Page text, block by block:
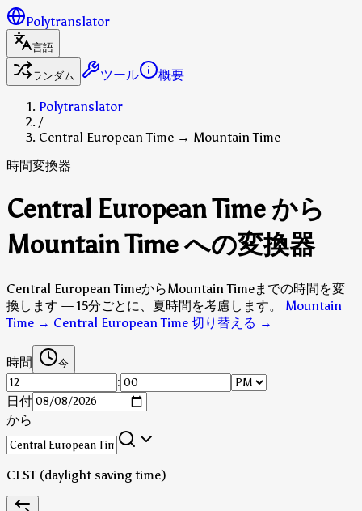
Polytranslator
言語
ランダム ツール 概要
Polytranslator
/
Central European Time → Mountain Time
時間変換器
Central European Time から
Mountain Time への変換器
Central European TimeからMountain Timeまでの時間を変
換します — 15分ごとに、夏時間を考慮します。
Mountain
Time → Central European Time 切り替える →
時間 今
:
日付
から
CEST (daylight saving time)